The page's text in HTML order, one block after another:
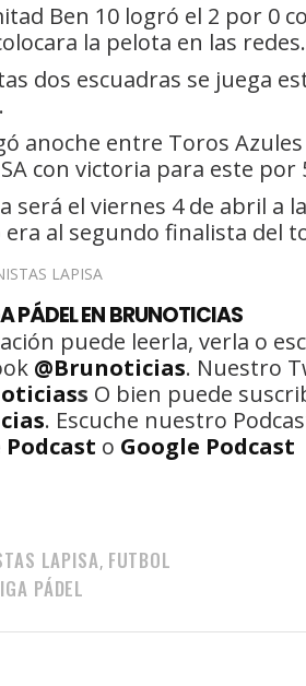
Ben 10 logró el 2 por 0
la pelota en las redes.
dos escuadras se juega
anoche entre Toros
con victoria para este por
será el viernes 4 de abril a
era al segundo finalista del
PÁDEL EN BRUNOTICIAS
puede leerla, verla o
@Brunoticias. Nuestro
s O bien puede
. Escuche nuestro
o Google Podcast
LAPISA, FUTBOL
PÁDEL